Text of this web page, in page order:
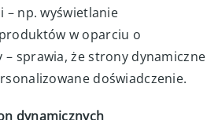
– np. wyświetlanie
w oparciu o
– sprawia, że strony dynamiczne
doświadczenie.
dynamicznych